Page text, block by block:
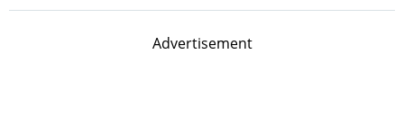
Advertisement